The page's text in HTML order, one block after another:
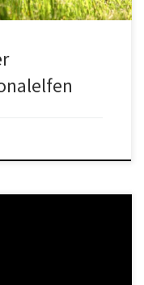
eines Vorfalls in